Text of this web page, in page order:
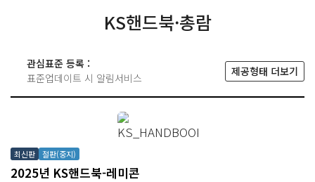
KS핸드북·총람
관심표준 등록 :
표준업데이트 시 알림서비스
제공형태 더보기
최신판 절판(중지)
2025년 KS핸드북-레미콘